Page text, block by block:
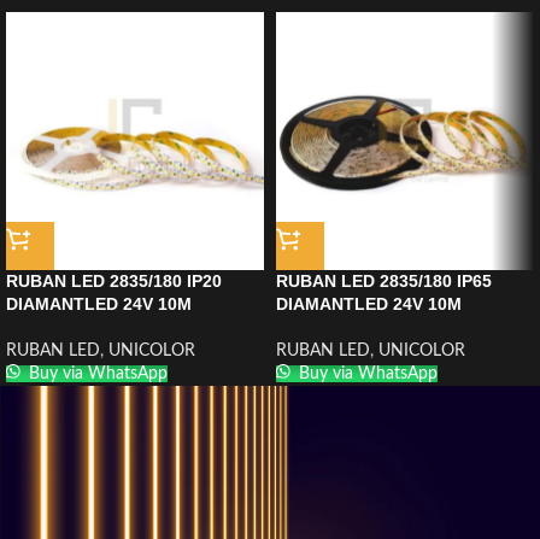
RUBAN LED 2835/180 IP20
DIAMANTLED 24V 10M
RUBAN LED, UNICOLOR
Buy via WhatsApp
RUBAN LED 2835/180 IP65
DIAMANTLED 24V 10M
RUBAN LED, UNICOLOR
Buy via WhatsApp